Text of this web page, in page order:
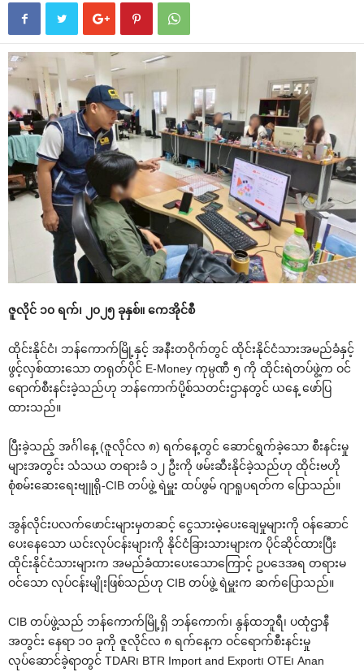
ဇူလိုင် ၁၀ ရက်၊ ၂၀၂၅ ခုနှစ်။ ကေအိုင်စီ
ထိုင်းနိုင်ငံ၊ ဘန်ကောက်မြို့နှင့် အနီးတဝိုက်တွင် ထိုင်းနိုင်ငံသားအမည်ခံနှင့်
ဖွင့်လှစ်ထားသော တရုတ်ပိုင် E-Money ကုမ္ပဏီ ၅ ကို ထိုင်းရဲတပ်ဖွဲ့က ဝင်
ရောက်စီးနင်းခဲ့သည်ဟု ဘန်ကောက်ပို့စ်သတင်းဌာနတွင် ယနေ့ ဖော်ပြ
ထားသည်။
ပြီးခဲ့သည့် အင်္ဂါနေ့ (ဇူလိုင်လ ၈) ရက်နေ့တွင် ဆောင်ရွက်ခဲ့သော စီးနင်းမှု
များအတွင်း သံသယ တရားခံ ၁၂ ဦးကို ဖမ်းဆီးနိုင်ခဲ့သည်ဟု ထိုင်းဗဟို
စုံစမ်းဆေးရေးဗျူရို-CIB တပ်ဖွဲ့ ရဲမှူး ထပ်ဖွမ် ဂျာရူပရတ်က ပြောသည်။
အွန်လိုင်းပလက်ဖောင်းများမှတဆင့် ငွေသားမဲ့ပေးချေမှုများကို ဝန်ဆောင်
ပေးနေသော ယင်းလုပ်ငန်းများကို နိုင်ငံခြားသားများက ပိုင်ဆိုင်ထားပြီး
ထိုင်းနိုင်ငံသားများက အမည်ခံထားပေးသောကြောင့် ဥပဒေအရ တရားမ
ဝင်သော လုပ်ငန်းမျိုးဖြစ်သည်ဟု CIB တပ်ဖွဲ့ ရဲမှူးက ဆက်ပြောသည်။
CIB တပ်ဖွဲ့သည် ဘန်ကောက်မြို့ရှိ ဘန်ကောက်၊ နွန်ထဘူရီ၊ ပထုံဌာနီ
အတွင်း နေရာ ၁၀ ခုကို ဇူလိုင်လ ၈ ရက်နေ့က ဝင်ရောက်စီးနင်းမှု
လုပ်ဆောင်ခဲ့ရာတွင် TDAR၊ BTR Import and Export၊ OTE၊ Anan